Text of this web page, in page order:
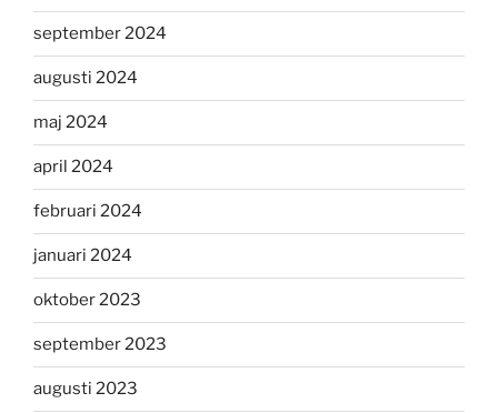
september 2024
augusti 2024
maj 2024
april 2024
februari 2024
januari 2024
oktober 2023
september 2023
augusti 2023